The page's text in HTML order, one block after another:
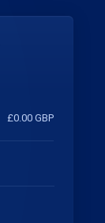
£0.00 GBP